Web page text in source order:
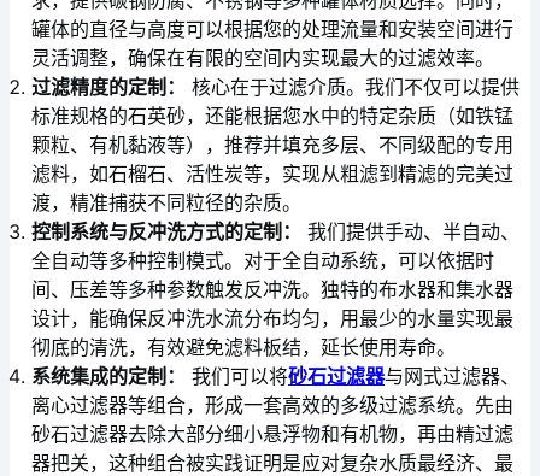
罐体的直径与高度可以根据您的处理流量和安装空间进行
灵活调整，确保在有限的空间内实现最大的过滤效率。
过滤精度的定制：
核心在于过滤介质。我们不仅可以提供
标准规格的石英砂，还能根据您水中的特定杂质（如铁锰
颗粒、有机黏液等），推荐并填充多层、不同级配的专用
滤料，如石榴石、活性炭等，实现从粗滤到精滤的完美过
渡，精准捕获不同粒径的杂质。
控制系统与反冲洗方式的定制：
我们提供手动、半自动、
全自动等多种控制模式。对于全自动系统，可以依据时
间、压差等多种参数触发反冲洗。独特的布水器和集水器
设计，能确保反冲洗水流分布均匀，用最少的水量实现最
彻底的清洗，有效避免滤料板结，延长使用寿命。
系统集成的定制：
我们可以将砂石过滤器与网式过滤器、
离心过滤器等组合，形成一套高效的多级过滤系统。先由
砂石过滤器去除大部分细小悬浮物和有机物，再由精过滤
器把关，这种组合被实践证明是应对复杂水质最经济、最